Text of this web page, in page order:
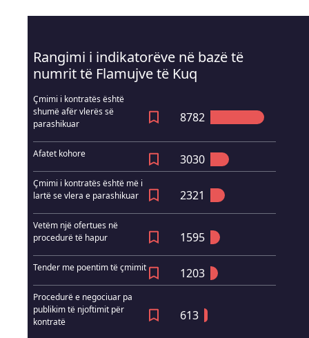
Rangimi i indikatorëve në bazë të
numrit të Flamujve të Kuq
Çmimi i kontratës është
shumë afër vlerës së
parashikuar
8782
Afatet kohore 3030
Çmimi i kontratës është më i
lartë se vlera e parashikuar
2321
Vetëm një ofertues në
procedurë të hapur
1595
Tender me poentim të çmimit 1203
Procedurë e negociuar pa
publikim të njoftimit për
kontratë
613